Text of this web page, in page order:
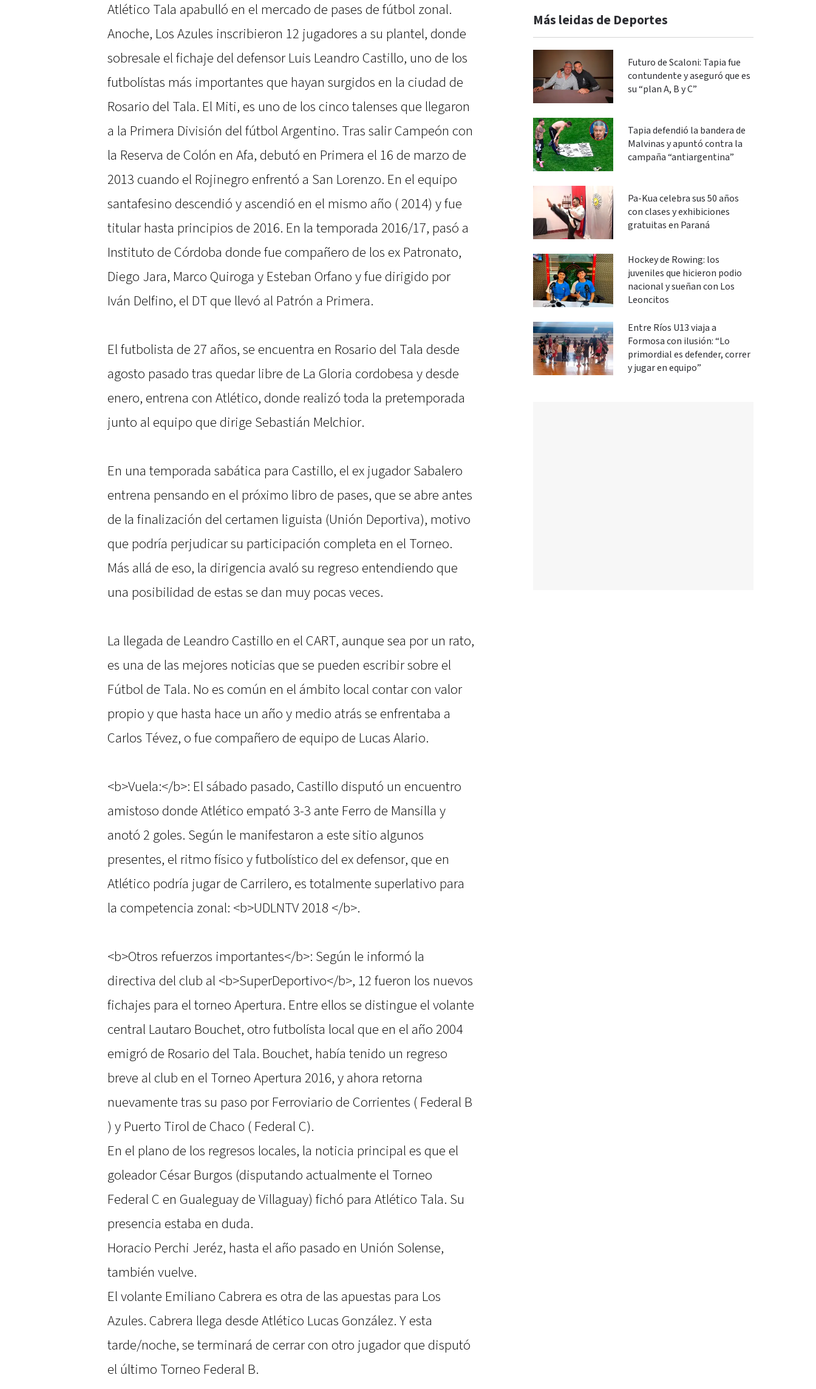
Atlético Tala apabulló en el mercado de pases de fútbol zonal.
Anoche, Los Azules inscribieron 12 jugadores a su plantel, donde
sobresale el fichaje del defensor Luis Leandro Castillo, uno de los
futbolístas más importantes que hayan surgidos en la ciudad de
Rosario del Tala. El Miti, es uno de los cinco talenses que llegaron
a la Primera División del fútbol Argentino. Tras salir Campeón con
la Reserva de Colón en Afa, debutó en Primera el 16 de marzo de
2013 cuando el Rojinegro enfrentó a San Lorenzo. En el equipo
santafesino descendió y ascendió en el mismo año ( 2014) y fue
titular hasta principios de 2016. En la temporada 2016/17, pasó a
Instituto de Córdoba donde fue compañero de los ex Patronato,
Diego Jara, Marco Quiroga y Esteban Orfano y fue dirigido por
Iván Delfino, el DT que llevó al Patrón a Primera.
El futbolista de 27 años, se encuentra en Rosario del Tala desde
agosto pasado tras quedar libre de La Gloria cordobesa y desde
enero, entrena con Atlético, donde realizó toda la pretemporada
junto al equipo que dirige Sebastián Melchior.
En una temporada sabática para Castillo, el ex jugador Sabalero
entrena pensando en el próximo libro de pases, que se abre antes
de la finalización del certamen liguista (Unión Deportiva), motivo
que podría perjudicar su participación completa en el Torneo.
Más allá de eso, la dirigencia avaló su regreso entendiendo que
una posibilidad de estas se dan muy pocas veces.
La llegada de Leandro Castillo en el CART, aunque sea por un rato,
es una de las mejores noticias que se pueden escribir sobre el
Fútbol de Tala. No es común en el ámbito local contar con valor
propio y que hasta hace un año y medio atrás se enfrentaba a
Carlos Tévez, o fue compañero de equipo de Lucas Alario.
<b>Vuela:</b>: El sábado pasado, Castillo disputó un encuentro
amistoso donde Atlético empató 3-3 ante Ferro de Mansilla y
anotó 2 goles. Según le manifestaron a este sitio algunos
presentes, el ritmo físico y futbolístico del ex defensor, que en
Atlético podría jugar de Carrilero, es totalmente superlativo para
la competencia zonal: <b>UDLNTV 2018 </b>.
<b>Otros refuerzos importantes</b>: Según le informó la
directiva del club al <b>SuperDeportivo</b>, 12 fueron los nuevos
fichajes para el torneo Apertura. Entre ellos se distingue el volante
central Lautaro Bouchet, otro futbolísta local que en el año 2004
emigró de Rosario del Tala. Bouchet, había tenido un regreso
breve al club en el Torneo Apertura 2016, y ahora retorna
nuevamente tras su paso por Ferroviario de Corrientes ( Federal B
) y Puerto Tirol de Chaco ( Federal C).
En el plano de los regresos locales, la noticia principal es que el
goleador César Burgos (disputando actualmente el Torneo
Federal C en Gualeguay de Villaguay) fichó para Atlético Tala. Su
presencia estaba en duda.
Horacio Perchi Jeréz, hasta el año pasado en Unión Solense,
también vuelve.
El volante Emiliano Cabrera es otra de las apuestas para Los
Azules. Cabrera llega desde Atlético Lucas González. Y esta
tarde/noche, se terminará de cerrar con otro jugador que disputó
el último Torneo Federal B.
Más leidas de Deportes
Futuro de Scaloni: Tapia fue
contundente y aseguró que es
su “plan A, B y C”
Tapia defendió la bandera de
Malvinas y apuntó contra la
campaña “antiargentina”
Pa-Kua celebra sus 50 años
con clases y exhibiciones
gratuitas en Paraná
Hockey de Rowing: los
juveniles que hicieron podio
nacional y sueñan con Los
Leoncitos
Entre Ríos U13 viaja a
Formosa con ilusión: “Lo
primordial es defender, correr
y jugar en equipo”